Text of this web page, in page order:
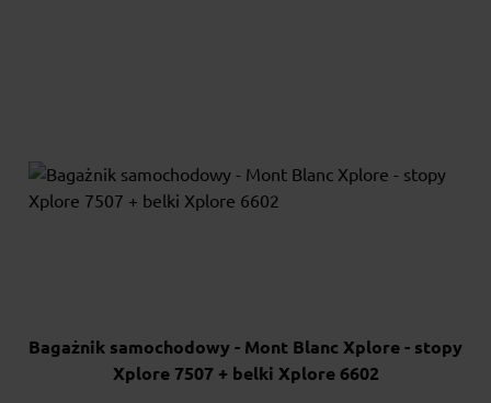
Bagażnik samochodowy - Mont Blanc Xplore - stopy
Xplore 7507 + belki Xplore 6602